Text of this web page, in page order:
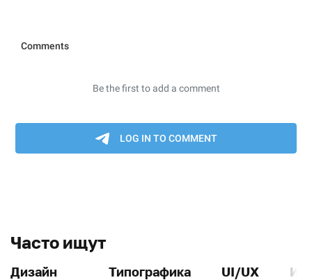
Часто ищут
Дизайн Типографика UI/UX